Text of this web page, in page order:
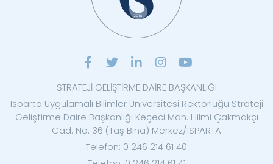
STRATEJİ GELİŞTİRME DAİRE BAŞKANLIĞI
Isparta Uygulamalı Bilimler Üniversitesi Rektörlüğü Strateji
Geliştirme Daire Başkanlığı Keçeci Mah. Hilmi Çakmakçı
Cad. No: 36 (Taş Bina) Merkez/ISPARTA
Telefon: 0 246 214 61 40